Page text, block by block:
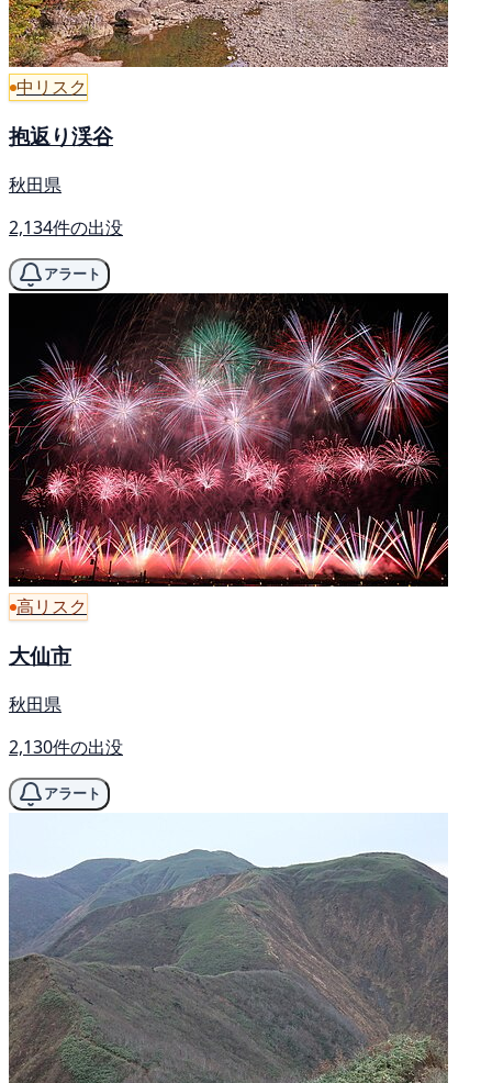
中リスク
抱返り渓谷
秋田県
2,134件の出没
アラート
高リスク
大仙市
秋田県
2,130件の出没
アラート